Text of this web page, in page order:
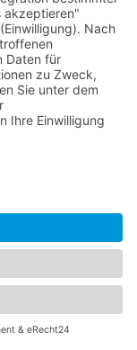
finden
um
auch
Wir
um sowohl
auch Ihren
einem
in Ihrer
im Falle
schnell
über ihre
für Ihre
wir Ihnen